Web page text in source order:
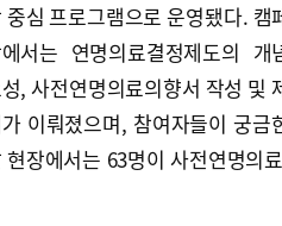
중심 프로그램으로 운영됐다. 캠
서는 연명의료결정제도의 개
, 사전연명의료의향서 작성 및
이뤄졌으며, 참여자들이 궁
현장에서는 63명이 사전연명의